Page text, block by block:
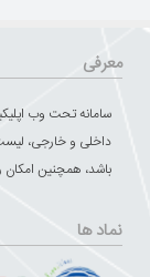
معرفی
سامانه تحت وب
داخلی و خارجی،
باشد، همچنین
نماد ها